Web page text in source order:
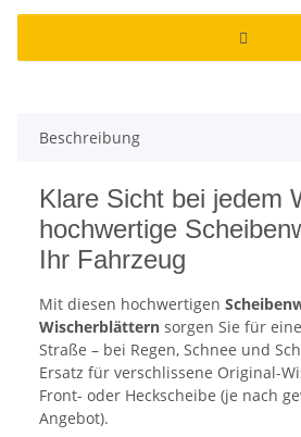
Beschreibung
Klare Sicht bei jedem
hochwertige
Ihr Fahrzeug
Mit diesen hochwertigen
Wischerblättern sorgen Sie für
Straße – bei Regen, Schnee und
Ersatz für verschlissene Original-
Front- oder Heckscheibe (je nach
Angebot).